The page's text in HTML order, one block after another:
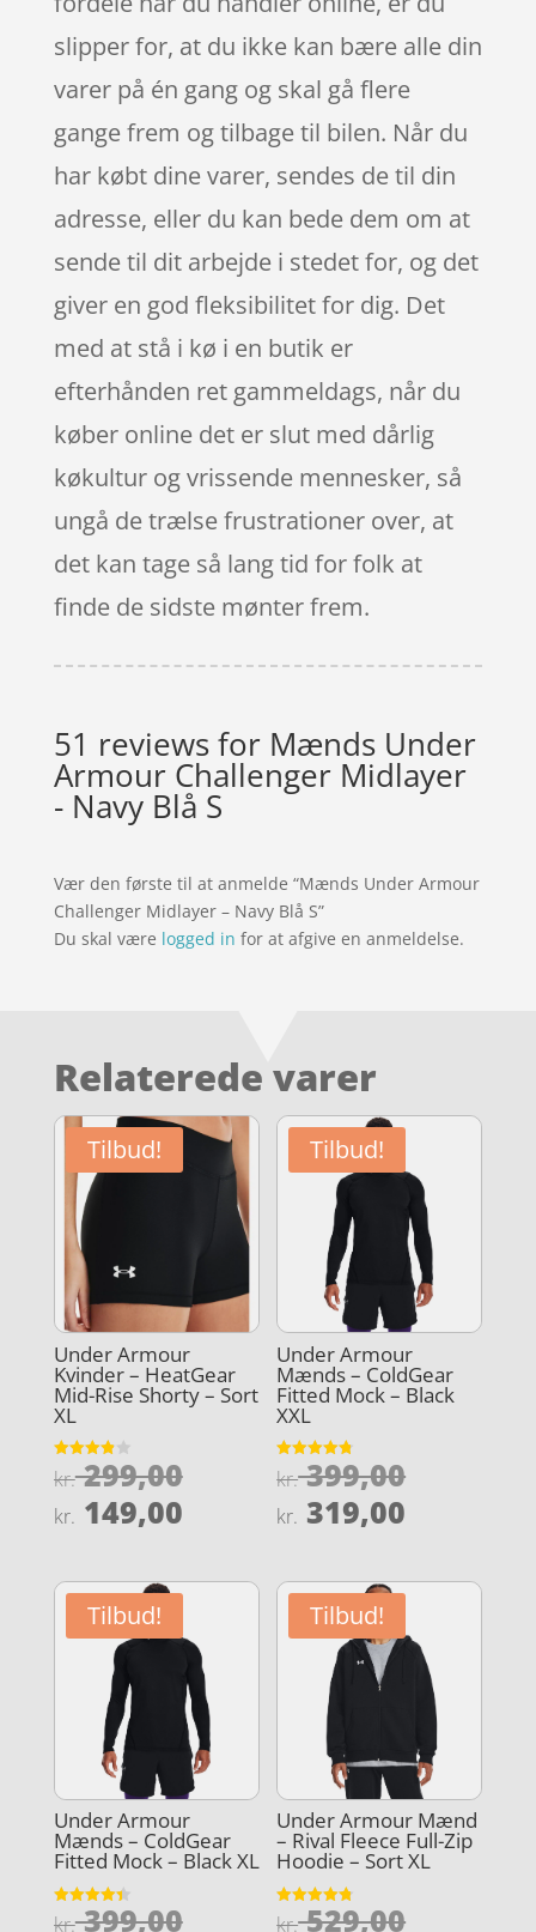
slipper for, at du ikke kan bære alle din
varer på én gang og skal gå flere
gange frem og tilbage til bilen. Når du
har købt dine varer, sendes de til din
adresse, eller du kan bede dem om at
sende til dit arbejde i stedet for, og det
giver en god fleksibilitet for dig. Det
med at stå i kø i en butik er
efterhånden ret gammeldags, når du
køber online det er slut med dårlig
køkultur og vrissende mennesker, så
ungå de trælse frustrationer over, at
det kan tage så lang tid for folk at
finde de sidste mønter frem.
51 reviews for Mænds Under
Armour Challenger Midlayer
- Navy Blå S
Vær den første til at anmelde “Mænds Under Armour
Challenger Midlayer – Navy Blå S”
Du skal være logged in for at afgive en anmeldelse.
Relaterede varer
Tilbud!
Under Armour
Kvinder – HeatGear
Mid-Rise Shorty – Sort
XL
Vurderet
3.9
kr.299,00Den
oprindelige
kr. 299,00.
kr. 149,00Den
pris
er:
kr. 149,00.
Tilbud!
Under Armour
Mænds – ColdGear
Fitted Mock – Black
XXL
Vurderet
4.8
kr.399,00Den
kr.
kr. 319,00
pris
er:
kr.
Tilbud!
Under Armour
Mænds – ColdGear
Fitted Mock – Black XL
Vurderet
kr.399,00Den
Tilbud!
Under Armour Mænd
– Rival Fleece Full-Zip
Hoodie – Sort XL
Vurderet
kr.529,00Den